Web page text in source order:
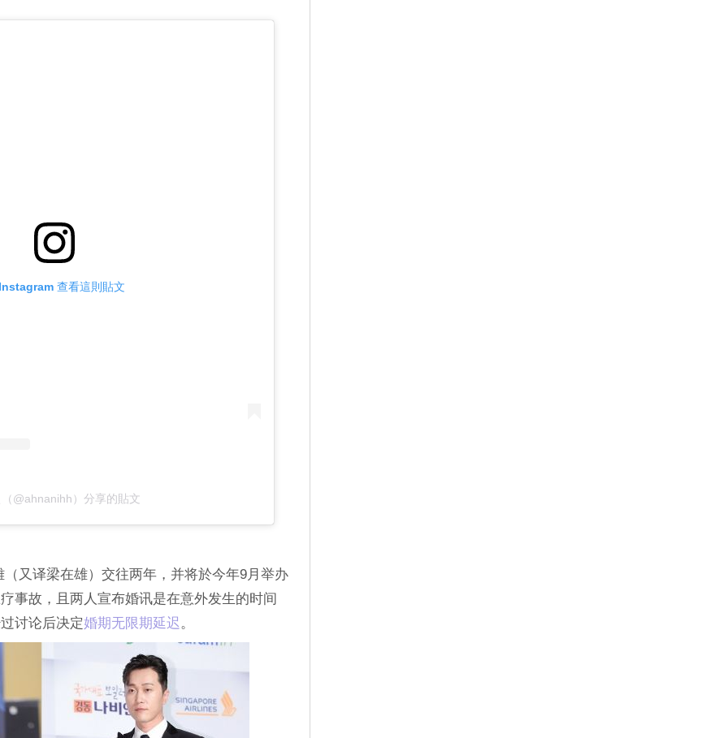
查看這則貼文
@ahnanihh）分享的貼文
又译梁在雄）交往两年，并将於今年9月举办
事故，且两人宣布婚讯是在意外发生的时间
讨论后决定婚期无限期延迟 。